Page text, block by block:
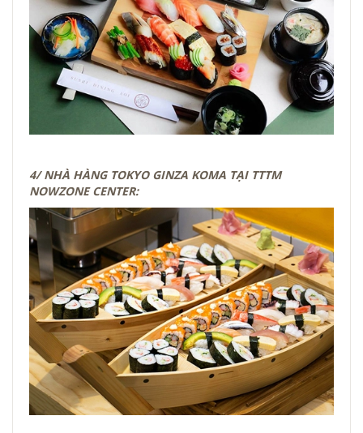
4/ NHÀ HÀNG TOKYO GINZA KOMA TẠI TTTM
NOWZONE CENTER: